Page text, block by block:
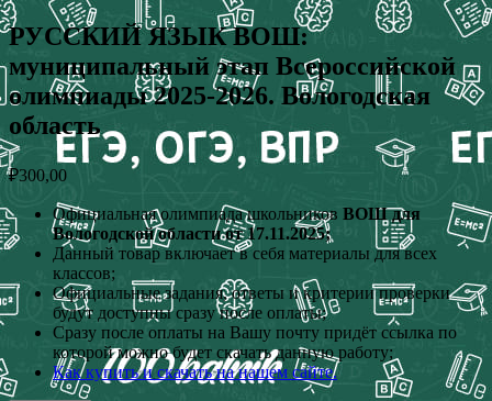
РУССКИЙ ЯЗЫК ВОШ:
муниципальный этап Всероссийской
олимпиады 2025-2026. Вологодская
область
₽300,00
Официальная олимпиада школьников ВОШ для
Вологодской области от 17.11.2025;
Данный товар включает в себя материалы для всех
классов;
Официальные задания, ответы и критерии проверки
будут доступны сразу после оплаты;
Сразу после оплаты на Вашу почту придёт ссылка по
которой можно будет скачать данную работу;
Как купить и скачать на нашем сайте.